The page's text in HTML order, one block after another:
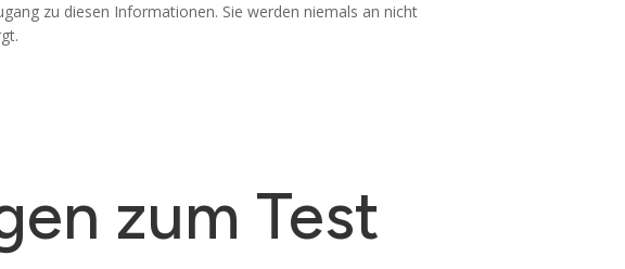
zu diesen Informationen. Sie werden niemals an nicht
zum Test